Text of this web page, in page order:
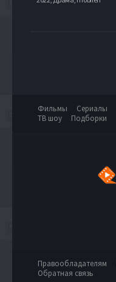
Фильмы Сериалы
ТВ шоу
Подборки
Правообладателям
Обратная связь